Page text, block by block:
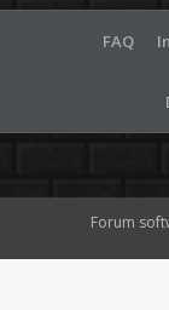
FAQ
Forum